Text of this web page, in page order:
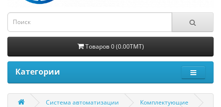
Товаров 0 (0.00TMT)
Категории
Система автоматизации
Комплектующие